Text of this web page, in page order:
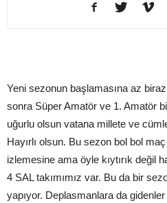
Yeni sezonun başlamasına az
sonra Süper Amatör ve 1. Amatör
uğurlu olsun vatana millete ve
Hayırlı olsun. Bu sezon bol bol
izlemesine ama öyle kıytırık değil
4 SAL takımımız var. Bu da bir
yapıyor. Deplasmanlara da